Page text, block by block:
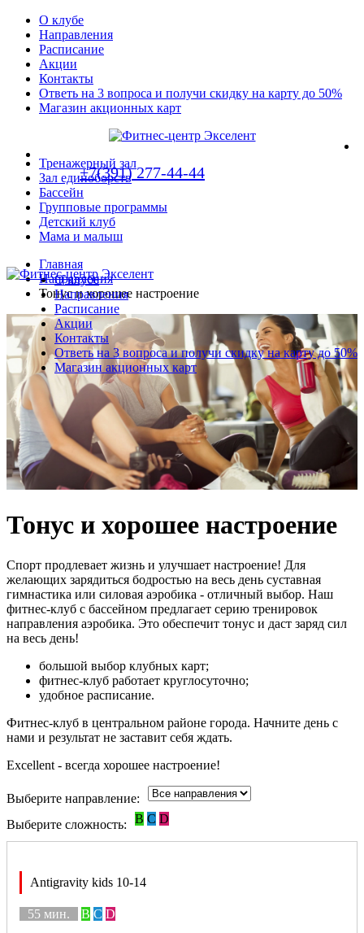
О клубе
Направления
Расписание
Акции
Контакты
Ответь на 3 вопроса и получи скидку на карту до 50%
Магазин акционных карт
+7(391) 277-44-44
Тренажерный зал
Зал единоборств
Бассейн
Групповые программы
Детский клуб
Мама и малыш
О клубе
Направления
Расписание
Акции
Контакты
Ответь на 3 вопроса и получи скидку на карту до 50%
Магазин акционных карт
Главная
Направления
Тонус и хорошее настроение
Тонус и хорошее настроение
Спорт продлевает жизнь и улучшает настроение! Для
желающих зарядиться бодростью на весь день суставная
гимнастика или силовая аэробика - отличный выбор. Наш
фитнес-клуб с бассейном предлагает серию тренировок
направления аэробика. Это обеспечит тонус и даст заряд сил
на весь день!
большой выбор клубных карт;
фитнес-клуб работает круглосуточно;
удобное расписание.
Фитнес-клуб в центральном районе города. Начните день с
нами и результат не заставит себя ждать.
Excellent - всегда хорошее настроение!
Выберите направление:
Выберите сложность:
B C D
Antigravity kids 10-14
55 мин. B C D